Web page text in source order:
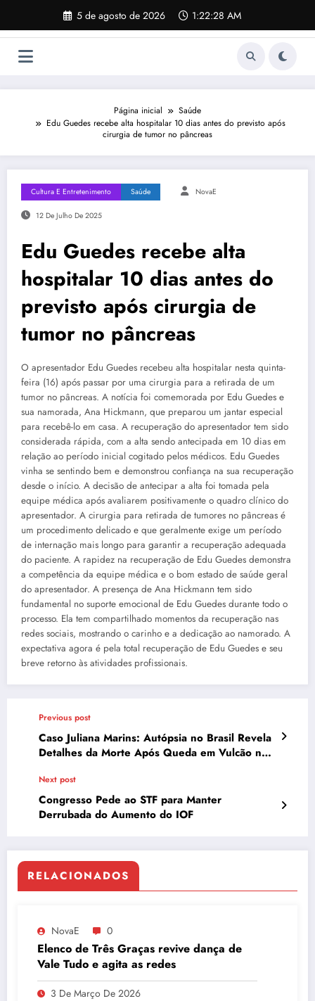
o
5 de agosto de 2026 1:22:29 AM
Página inicial
Saúde
Edu Guedes recebe alta hospitalar 10 dias antes do previsto após
cirurgia de tumor no pâncreas
Cultura E Entretenimento Saúde NovaE
12 De Julho De 2025
Edu Guedes recebe alta
hospitalar 10 dias antes do
previsto após cirurgia de
tumor no pâncreas
O apresentador Edu Guedes recebeu alta hospitalar nesta quinta-
feira (16) após passar por uma cirurgia para a retirada de um
tumor no pâncreas. A notícia foi comemorada por Edu Guedes e
sua namorada, Ana Hickmann, que preparou um jantar especial
para recebê-lo em casa. A recuperação do apresentador tem sido
considerada rápida, com a alta sendo antecipada em 10 dias em
relação ao período inicial cogitado pelos médicos. Edu Guedes
vinha se sentindo bem e demonstrou confiança na sua recuperação
desde o início. A decisão de antecipar a alta foi tomada pela
equipe médica após avaliarem positivamente o quadro clínico do
apresentador. A cirurgia para retirada de tumores no pâncreas é
um procedimento delicado e que geralmente exige um período
de internação mais longo para garantir a recuperação adequada
do paciente. A rapidez na recuperação de Edu Guedes demonstra
a competência da equipe médica e o bom estado de saúde geral
do apresentador. A presença de Ana Hickmann tem sido
fundamental no suporte emocional de Edu Guedes durante todo o
processo. Ela tem compartilhado momentos da recuperação nas
redes sociais, mostrando o carinho e a dedicação ao namorado. A
expectativa agora é pela total recuperação de Edu Guedes e seu
breve retorno às atividades profissionais.
Previous post
Caso Juliana Marins: Autópsia no Brasil Revela
Detalhes da Morte Após Queda em Vulcão na
Next post
Congresso Pede ao STF para Manter
Derrubada do Aumento do IOF
RELACIONADOS
NovaE 0
Elenco de Três Graças revive dança de
Vale Tudo e agita as redes
3 De Março De 2026